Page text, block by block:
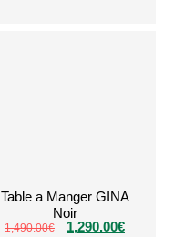
Table a Manger GINA
Noir
1,490.00€ 1,290.00€